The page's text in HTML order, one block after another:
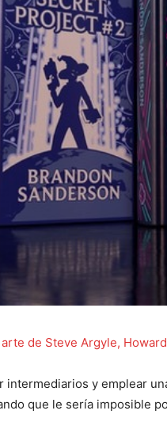
de Steve Argyle,
y emplear
que le sería imposible